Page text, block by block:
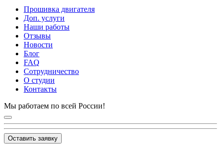
Прошивка двигателя
Доп. услуги
Наши работы
Отзывы
Новости
Блог
FAQ
Сотрудничество
О студии
Контакты
Мы работаем по всей России!
Оставить заявку